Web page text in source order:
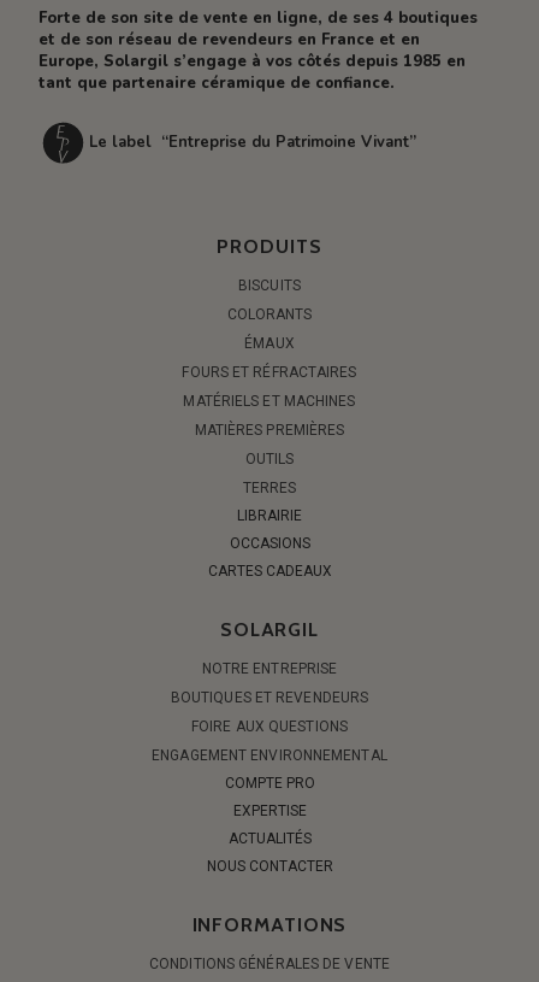
Forte de son site de vente en ligne, de ses 4 boutiques
et de son réseau de revendeurs en France et en
Europe, Solargil s’engage à vos côtés depuis 1985 en
tant que partenaire céramique de confiance.
Le label “Entreprise du Patrimoine Vivant”
PRODUITS
BISCUITS
COLORANTS
ÉMAUX
FOURS ET RÉFRACTAIRES
MATÉRIELS ET MACHINES
MATIÈRES PREMIÈRES
OUTILS
TERRES
LIBRAIRIE
OCCASIONS
CARTES CADEAUX
SOLARGIL
NOTRE ENTREPRISE
BOUTIQUES ET REVENDEURS
FOIRE AUX QUESTIONS
ENGAGEMENT ENVIRONNEMENTAL
COMPTE PRO
EXPERTISE
ACTUALITÉS
NOUS CONTACTER
INFORMATIONS
CONDITIONS GÉNÉRALES DE VENTE